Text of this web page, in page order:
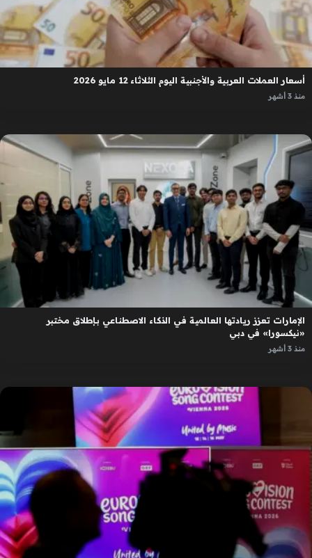
أسعار العملات العربية والأجنبية اليوم الثلاثاء 12 مايو 2026
منذ 3 أشهر
الإمارات تعزز ريادتها العالمية في الذكاء الاصطناعي بإطلاق مختبر
«نيكسورا» في دبي
منذ 3 أشهر